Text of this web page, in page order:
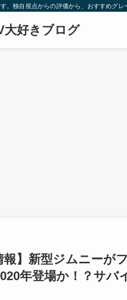
。独自視点からの評価から、おすすめグ
大好きブログ
報】新型ジムニー
年登場か！？サ